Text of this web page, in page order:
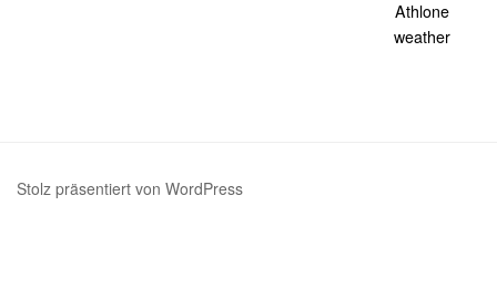
Athlone
weather
Stolz präsentiert von WordPress